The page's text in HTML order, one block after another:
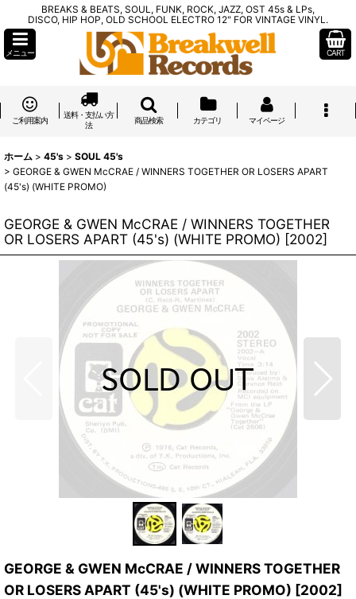
BREAKS & BEATS, SOUL, FUNK, ROCK, JAZZ, OST 45s & LPs,
DISCO, HIP HOP, OLD SCHOOL ELECTRO 12" FOR VINTAGE VINYL.
メニュー CART
ご利用案内
送料・支払い方
法
商品検索 カテゴリ マイページ
ホーム > 45's > SOUL 45's
> GEORGE & GWEN McCRAE / WINNERS TOGETHER OR LOSERS APART
(45's) (WHITE PROMO)
GEORGE & GWEN McCRAE / WINNERS TOGETHER
OR LOSERS APART (45's) (WHITE PROMO) [2002]
GEORGE & GWEN McCRAE / WINNERS TOGETHER
OR LOSERS APART (45's) (WHITE PROMO) [2002]